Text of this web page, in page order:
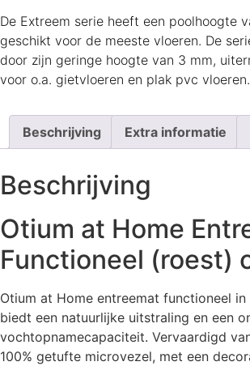
De Extreem serie heeft een poolhoogte
geschikt voor de meeste vloeren. De
door zijn geringe hoogte van 3 mm,
voor o.a. gietvloeren en plak pvc vloeren.
Beschrijving Extra informatie
Beschrijving
Otium at Home
Functioneel (roest)
Otium at Home entreemat functioneel
biedt een natuurlijke uitstraling en een
vochtopnamecapaciteit. Vervaardigd
100% getufte microvezel, met een